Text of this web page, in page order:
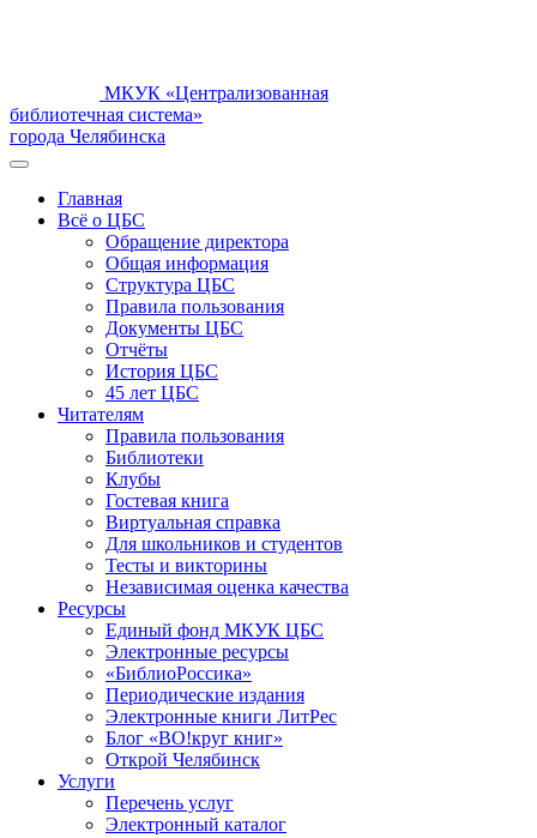
МКУК «Централизованная
библиотечная система»
города Челябинска
Главная
Всё о ЦБС
Обращение директора
Общая информация
Структура ЦБС
Правила пользования
Документы ЦБС
Отчёты
История ЦБС
45 лет ЦБС
Читателям
Правила пользования
Библиотеки
Клубы
Гостевая книга
Виртуальная справка
Для школьников и студентов
Тесты и викторины
Независимая оценка качества
Ресурсы
Единый фонд МКУК ЦБС
Электронные ресурсы
«БиблиоРоссика»
Периодические издания
Электронные книги ЛитРес
Блог «ВО!круг книг»
Открой Челябинск
Услуги
Перечень услуг
Электронный каталог